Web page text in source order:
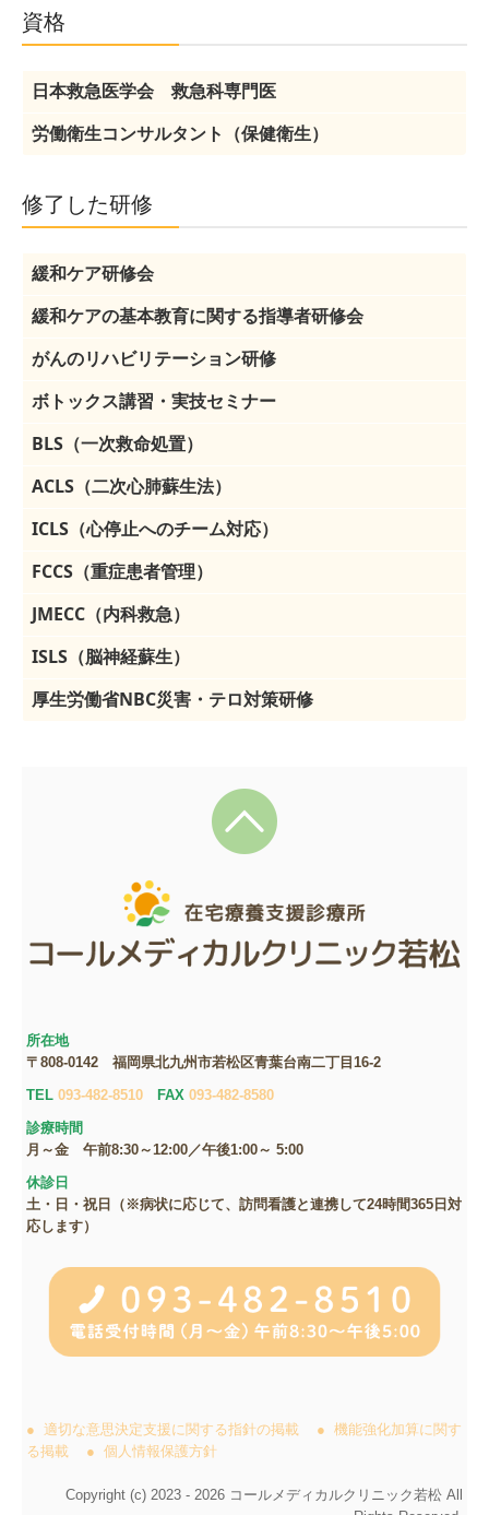
資格
日本救急医学会 救急科専門医
労働衛生コンサルタント（保健衛生）
修了した研修
緩和ケア研修会
緩和ケアの基本教育に関する指導者研修会
がんのリハビリテーション研修
ボトックス講習・実技セミナー
BLS（一次救命処置）
ACLS（二次心肺蘇生法）
ICLS（心停止へのチーム対応）
FCCS（重症患者管理）
JMECC（内科救急）
ISLS（脳神経蘇生）
厚生労働省NBC災害・テロ対策研修
所在地
〒808-0142福岡県北九州市若松区青葉台南二丁目16‐2
TEL093-482-8510 FAX 093-482-8580
診療時間
月～金午前8:30～12:00／午後1:00～ 5:00
休診日
土・日・祝日（※病状に応じて、訪問看護と連携して24時間365日対
応します）
● 適切な意思決定支援に関する指針の掲載 ●機能強化加算に関す
る掲載
●個人情報保護方針
Copyright (c) 2023 - 2026 コールメディカルクリニック若松 All